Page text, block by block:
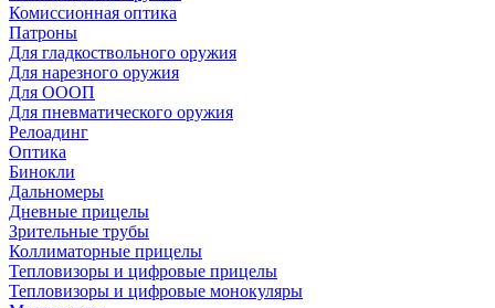
Комиссионная оптика
Патроны
Для гладкоствольного оружия
Для нарезного оружия
Для ОООП
Для пневматического оружия
Релоадинг
Оптика
Бинокли
Дальномеры
Дневные прицелы
Зрительные трубы
Коллиматорные прицелы
Тепловизоры и цифровые прицелы
Тепловизоры и цифровые монокуляры